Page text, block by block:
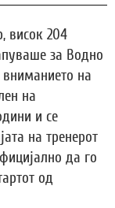
висок 204
за Водно
вниманието на
на
и се
на тренерот
да го
од